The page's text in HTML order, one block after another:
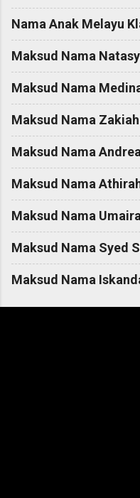
e
n
Nama Anak Melayu
Maksud Nama
Maksud Nama
Maksud Nama Zakiah
Maksud Nama Andrea
Maksud Nama
Maksud Nama
Maksud Nama Syed
Maksud Nama